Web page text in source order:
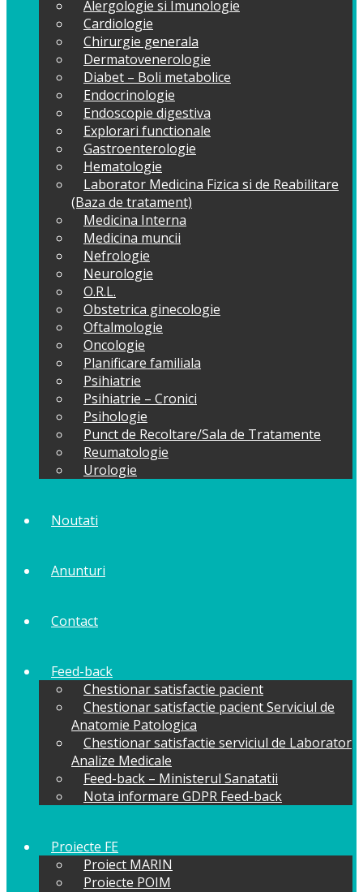
Alergologie si Imunologie
Cardiologie
Chirurgie generala
Dermatovenerologie
Diabet – Boli metabolice
Endocrinologie
Endoscopie digestiva
Explorari functionale
Gastroenterologie
Hematologie
Laborator Medicina Fizica si de Reabilitare
(Baza de tratament)
Medicina Interna
Medicina muncii
Nefrologie
Neurologie
O.R.L.
Obstetrica ginecologie
Oftalmologie
Oncologie
Planificare familiala
Psihiatrie
Psihiatrie – Cronici
Psihologie
Punct de Recoltare/Sala de Tratamente
Reumatologie
Urologie
Noutati
Anunturi
Contact
Feed-back
Chestionar satisfactie pacient
Chestionar satisfactie pacient Serviciul de
Anatomie Patologica
Chestionar satisfactie serviciul de Laborator
Analize Medicale
Feed-back – Ministerul Sanatatii
Nota informare GDPR Feed-back
Proiecte FE
Proiect MARIN
Proiecte POIM